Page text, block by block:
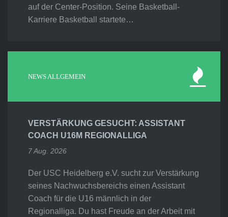
auf der Center-Position. Seine Basketball-
Karriere Basketball startete…
NEWS ALLGEMEIN
VERSTÄRKUNG GESUCHT: ASSISTANT
COACH U16M REGIONALLIGA
7 Aug. 2026
Der USC Heidelberg e.V. sucht zur Verstärkung
seines Nachwuchsbereichs einen Assistant
Coach für die U16 männlich in der
Regionalliga. Du hast Freude an der Arbeit mit